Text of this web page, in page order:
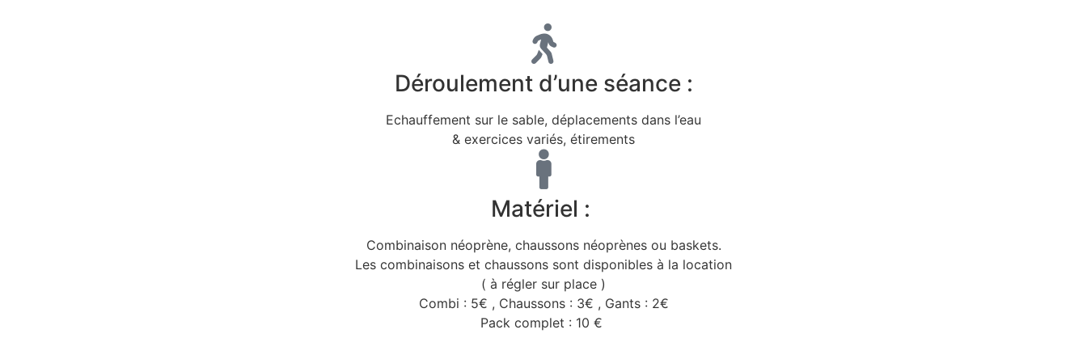
Déroulement d’une séance :
Echauffement sur le sable, déplacements dans l’eau
& exercices variés, étirements
Matériel :
Combinaison néoprène, chaussons néoprènes ou baskets.
Les combinaisons et chaussons sont disponibles à la location
( à régler sur place )
Combi : 5€ , Chaussons : 3€ , Gants : 2€
Pack complet : 10 €